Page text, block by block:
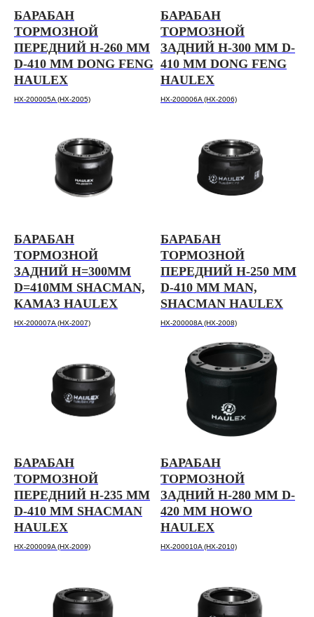
БАРАБАН
ТОРМОЗНОЙ
ПЕРЕДНИЙ H-260 ММ
D-410 ММ DONG FENG
HAULEX
HX-200005A (HX-2005)
БАРАБАН
ТОРМОЗНОЙ
ЗАДНИЙ H-300 ММ D-
410 ММ DONG FENG
HAULEX
HX-200006A (HX-2006)
БАРАБАН
ТОРМОЗНОЙ
ЗАДНИЙ H=300ММ
D=410ММ SHACMAN,
КАМАЗ HAULEX
HX-200007A (HX-2007)
БАРАБАН
ТОРМОЗНОЙ
ПЕРЕДНИЙ H-250 ММ
D-410 ММ MAN,
SHACMAN HAULEX
HX-200008A (HX-2008)
БАРАБАН
ТОРМОЗНОЙ
ПЕРЕДНИЙ H-235 ММ
D-410 ММ SHACMAN
HAULEX
HX-200009A (HX-2009)
БАРАБАН
ТОРМОЗНОЙ
ЗАДНИЙ H-280 ММ D-
420 ММ HOWO
HAULEX
HX-200010A (HX-2010)